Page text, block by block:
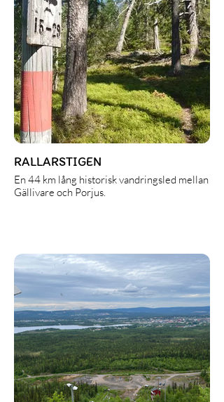
RALLARSTIGEN
En 44 km lång historisk vandringsled mellan
Gällivare och Porjus.